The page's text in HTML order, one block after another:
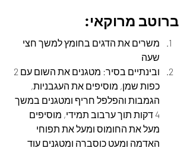
ברוטב מרוקאי:
משרים את הדגים בחומץ למשך חצי
שעה
כפות שמן, מוסיפים את העגבניות,
הגמבות והפלפל חריף ומטגנים במשך
4 דקות תוך ערבוב תמידי, מוסיפים
מעל את החומוס ומעל את תפוחי
האדמה ומעט כוסברה ומטגנים עוד